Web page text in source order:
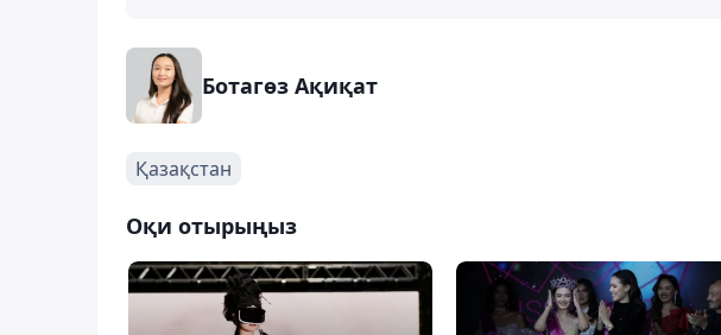
Ботагөз Ақиқат
Қазақстан
Оқи отырыңыз